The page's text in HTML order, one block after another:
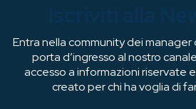
Entra nella community dei manager
porta d’ingresso al nostro
accesso a informazioni riservate
creato per chi ha voglia di